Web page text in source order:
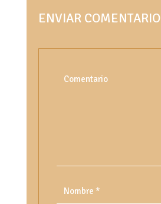
ENVIAR COMENTARIO